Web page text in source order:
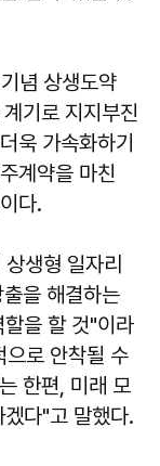
념 상생도약
기로 지지부진
욱 가속화하기
계약을 마친
다.
생형 일자리
을 해결하는
을 할 것"이라
으로 안착될 수
한편, 미래 모
다"고 말했다.